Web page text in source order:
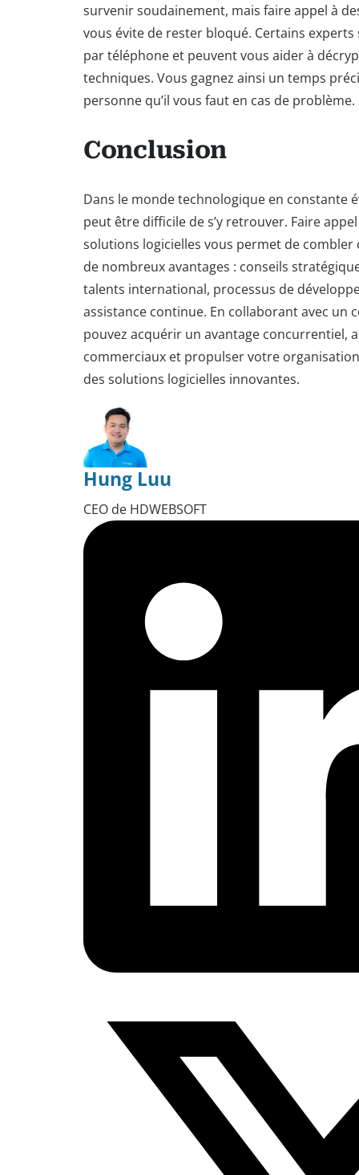
survenir soudainement, mais faire appel à
vous évite de rester bloqué. Certains
par téléphone et peuvent vous aider à
techniques. Vous gagnez ainsi un temps
personne qu’il vous faut en cas de problème.
Conclusion
Dans le monde technologique en constante
peut être difficile de s’y retrouver. Faire
solutions logicielles vous permet de
de nombreux avantages : conseils
talents international, processus de
assistance continue. En collaborant avec un
pouvez acquérir un avantage concurrentiel,
commerciaux et propulser votre
des solutions logicielles innovantes.
Hung Luu
CEO de HDWEBSOFT